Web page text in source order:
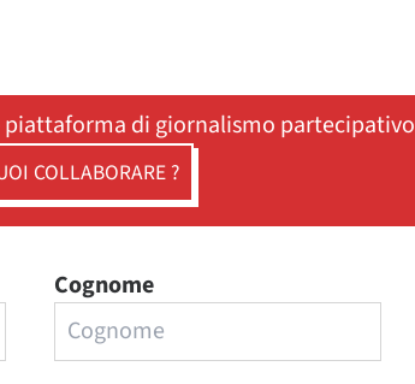
piattaforma di giornalismo partecipativo
COLLABORARE ?
Cognome